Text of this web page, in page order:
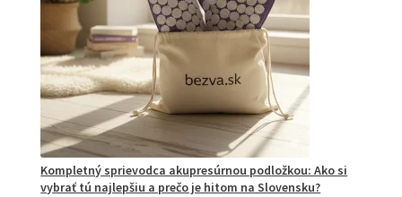
Kompletný sprievodca akupresúrnou podložkou: Ako si
vybrať tú najlepšiu a prečo je hitom na Slovensku?